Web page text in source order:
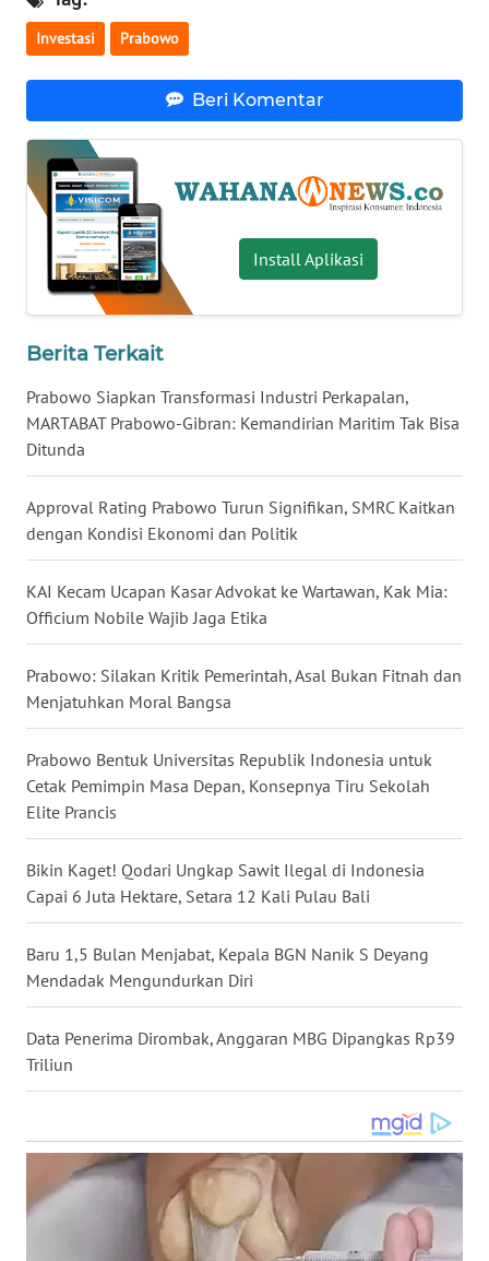
Investasi Prabowo
Beri Komentar
Install Aplikasi
Berita Terkait
Prabowo Siapkan Transformasi Industri Perkapalan,
MARTABAT Prabowo-Gibran: Kemandirian Maritim Tak Bisa
Ditunda
Approval Rating Prabowo Turun Signifikan, SMRC Kaitkan
dengan Kondisi Ekonomi dan Politik
KAI Kecam Ucapan Kasar Advokat ke Wartawan, Kak Mia:
Officium Nobile Wajib Jaga Etika
Prabowo: Silakan Kritik Pemerintah, Asal Bukan Fitnah dan
Menjatuhkan Moral Bangsa
Prabowo Bentuk Universitas Republik Indonesia untuk
Cetak Pemimpin Masa Depan, Konsepnya Tiru Sekolah
Elite Prancis
Bikin Kaget! Qodari Ungkap Sawit Ilegal di Indonesia
Capai 6 Juta Hektare, Setara 12 Kali Pulau Bali
Baru 1,5 Bulan Menjabat, Kepala BGN Nanik S Deyang
Mendadak Mengundurkan Diri
Data Penerima Dirombak, Anggaran MBG Dipangkas Rp39
Triliun
WN
NUSANTARA
WN
JATIM
WN
BALI
WN
WN
KALTENG
WN
KALTARA
WN
KALSEL
WN
KALTIM
WN
SULSEL
WN
WN
DAIRI